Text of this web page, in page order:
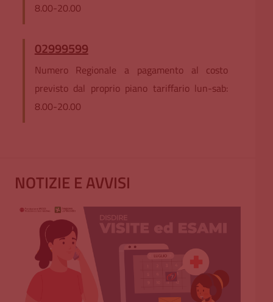
8.00-20.00
02999599
Numero Regionale a pagamento al costo
previsto dal proprio piano tariffario lun-sab:
8.00-20.00
NOTIZIE E AVVISI